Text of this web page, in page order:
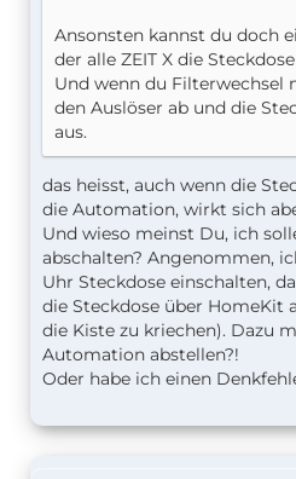
Ansonsten kannst du doch
der alle ZEIT X die
Und wenn du Filterwechsel
den Auslöser ab und die
aus.
das heisst, auch wenn die
die Automation, wirkt sich
Und wieso meinst Du, ich
abschalten? Angenommen,
Uhr Steckdose einschalten,
die Steckdose über HomeKit
die Kiste zu kriechen). Dazu
Automation abstellen?!
Oder habe ich einen